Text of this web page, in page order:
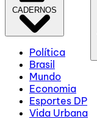
CADERNOS
Política
Brasil
Mundo
Economia
Esportes DP
Vida Urbana